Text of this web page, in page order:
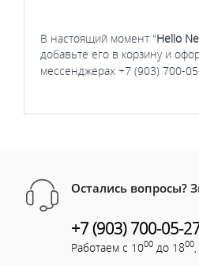
В настоящий момент "Hello
добавьте его в корзину и
мессенджерах +7 (903) 700-
Остались вопросы?
+7 (903) 700-05-
Работаем с 1000 до 1800